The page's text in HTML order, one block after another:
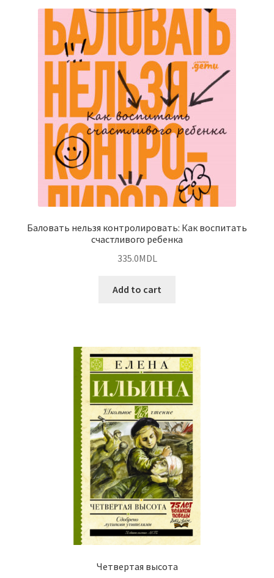
Баловать нельзя контролировать: Как воспитать
счастливого ребенка
335.0MDL
Add to cart
Четвертая высота